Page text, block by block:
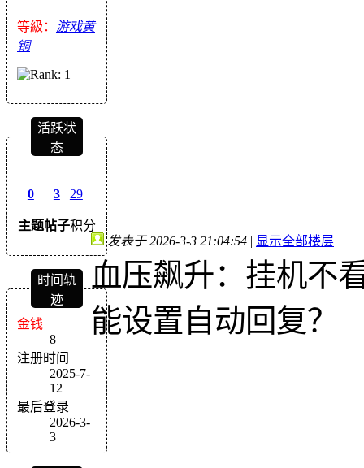
等級： 游戏黄
铜
活跃状
态
0
主题
3
帖子
29
积分
时间轨
迹
金钱
8
注册时间
2025-7-
12
最后登录
2026-3-
3
发表于 2026-3-3 21:04:54 | 显示全部楼层
血压飙升：挂机不
能设置自动回复？